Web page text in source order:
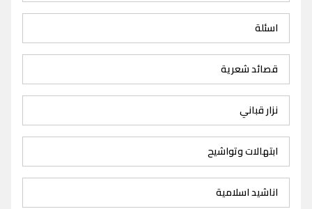
اسئلة
قصائد شعرية
نزار قباني
ابتهالات وتواشيح
اناشيد اسلامية